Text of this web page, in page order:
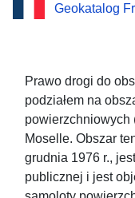
Geokatalog
Prawo drogi do
podziałem na
powierzchniowych
Moselle. Obszar
grudnia 1976 r.,
publicznej i jest